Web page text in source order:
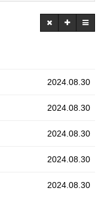
2024.08.30
2024.08.30
2024.08.30
2024.08.30
2024.08.30